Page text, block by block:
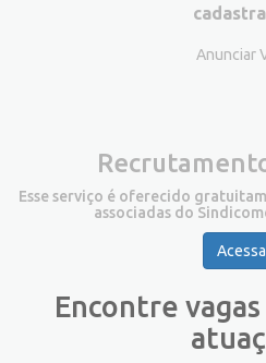
Anunciar
Esse serviço é oferecido
associadas do
Encontre